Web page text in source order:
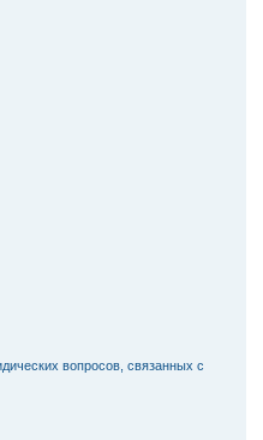
вопросов, связанных с